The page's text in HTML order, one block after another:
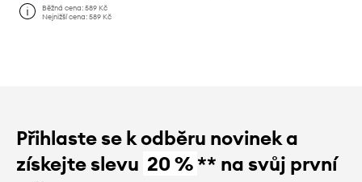
Běžná cena:589 Kč
Nejnižší cena:589 Kč
Přihlaste se k odběru novinek a
získejte slevu 20 %** na svůj první